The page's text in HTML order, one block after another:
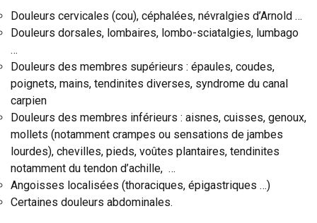
Douleurs cervicales (cou), céphalées, névralgies d’Arnold …
Douleurs dorsales, lombaires, lombo-sciatalgies, lumbago
…
Douleurs des membres supérieurs : épaules, coudes,
poignets, mains, tendinites diverses, syndrome du canal
carpien
Douleurs des membres inférieurs : aisnes, cuisses, genoux,
mollets (notamment crampes ou sensations de jambes
lourdes), chevilles, pieds, voûtes plantaires, tendinites
notamment du tendon d’achille, …
Angoisses localisées (thoraciques, épigastriques …)
Certaines douleurs abdominales.